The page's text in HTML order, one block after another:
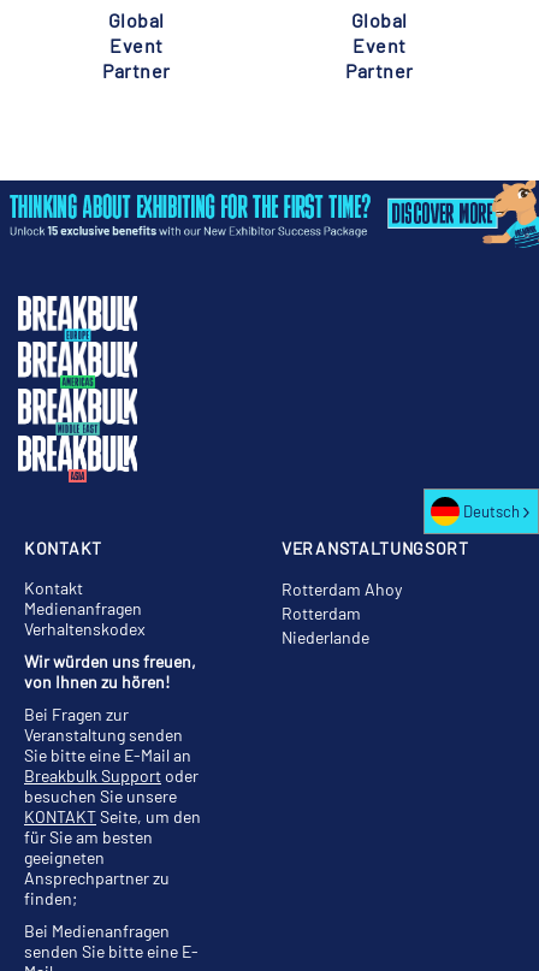
Global
Event
Partner
Global
Event
Partner
VERANSTALTUNGSORT
Rotterdam Ahoy
Rotterdam
Niederlande
KONTAKT
Kontakt
Medienanfragen
Verhaltenskodex
Wir würden uns freuen,
von Ihnen zu hören!
Bei Fragen zur
Veranstaltung senden
Sie bitte eine E-Mail an
Breakbulk Supportoder
besuchen Sie unsere
KONTAKTSeite, um den
für Sie am besten
geeigneten
Ansprechpartner zu
finden;
Bei Medienanfragen
senden Sie bitte eine E-
Deutsch